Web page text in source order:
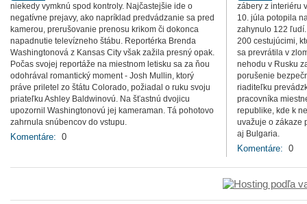
niekedy vymknú spod kontroly. Najčastejšie ide o
negatívne prejavy, ako napríklad predvádzanie sa pred
kamerou, prerušovanie prenosu krikom či dokonca
napadnutie televízneho štábu. Reportérka Brenda
Washingtonová z Kansas City však zažila presný opak.
Počas svojej reportáže na miestnom letisku sa za ňou
odohrával romantický moment - Josh Mullin, ktorý
práve priletel zo štátu Colorado, požiadal o ruku svoju
priateľku Ashley Baldwinovú. Na šťastnú dvojicu
upozornil Washingtonovú jej kameraman. Tá pohotovo
zahrnula snúbencov do vstupu.
Komentáre: 0
zábery z interiéru
10. júla potopila
zahynulo 122
200 cestujúcimi,
sa prevrátila v
nehodu v Rusku
porušenie
riaditeľku
pracovníka
republike, kde k
uvažuje o zákaze
aj Bulgaria.
Komentáre: 0